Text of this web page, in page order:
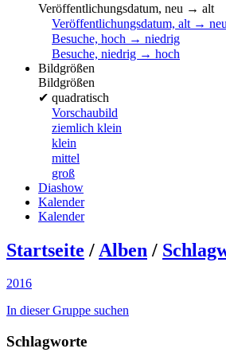
Veröffentlichungsdatum, neu → alt
Veröffentlichungsdatum, alt → neu
Besuche, hoch → niedrig
Besuche, niedrig → hoch
Bildgrößen
Bildgrößen
✔ quadratisch
Vorschaubild
ziemlich klein
klein
mittel
groß
Diashow
Kalender
Kalender
Startseite / Alben /
2016
In dieser Gruppe suchen
Schlagworte